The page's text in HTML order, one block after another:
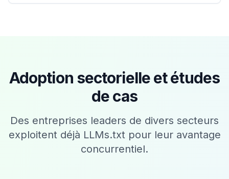
Adoption sectorielle et études
de cas
Des entreprises leaders de divers secteurs
exploitent déjà LLMs.txt pour leur avantage
concurrentiel.